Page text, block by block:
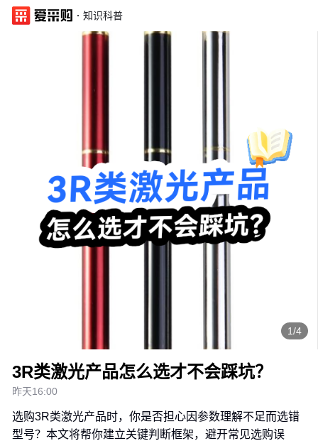
· 知识科普
1/4
3R类激光产品怎么选才不会踩坑？
昨天16:00
选购3R类激光产品时，你是否担心因参数理解不足而选错
型号？本文将帮你建立关键判断框架，避开常见选购误